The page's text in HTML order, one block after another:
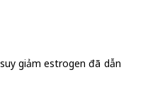
giảm estrogen đã dẫn